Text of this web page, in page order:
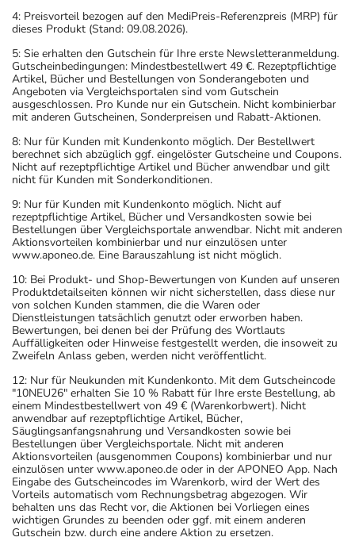
4: Preisvorteil bezogen auf den MediPreis-Referenzpreis (MRP) für
dieses Produkt (Stand: 09.08.2026).
5: Sie erhalten den Gutschein für Ihre erste Newsletteranmeldung.
Gutscheinbedingungen: Mindestbestellwert 49 €. Rezeptpflichtige
Artikel, Bücher und Bestellungen von Sonderangeboten und
Angeboten via Vergleichsportalen sind vom Gutschein
ausgeschlossen. Pro Kunde nur ein Gutschein. Nicht kombinierbar
mit anderen Gutscheinen, Sonderpreisen und Rabatt-Aktionen.
8: Nur für Kunden mit Kundenkonto möglich. Der Bestellwert
berechnet sich abzüglich ggf. eingelöster Gutscheine und Coupons.
Nicht auf rezeptpflichtige Artikel und Bücher anwendbar und gilt
nicht für Kunden mit Sonderkonditionen.
9: Nur für Kunden mit Kundenkonto möglich. Nicht auf
rezeptpflichtige Artikel, Bücher und Versandkosten sowie bei
Bestellungen über Vergleichsportale anwendbar. Nicht mit anderen
Aktionsvorteilen kombinierbar und nur einzulösen unter
www.aponeo.de. Eine Barauszahlung ist nicht möglich.
10: Bei Produkt- und Shop-Bewertungen von Kunden auf unseren
Produktdetailseiten können wir nicht sicherstellen, dass diese nur
von solchen Kunden stammen, die die Waren oder
Dienstleistungen tatsächlich genutzt oder erworben haben.
Bewertungen, bei denen bei der Prüfung des Wortlauts
Auffälligkeiten oder Hinweise festgestellt werden, die insoweit zu
Zweifeln Anlass geben, werden nicht veröffentlicht.
12: Nur für Neukunden mit Kundenkonto. Mit dem Gutscheincode
"10NEU26" erhalten Sie 10 % Rabatt für Ihre erste Bestellung, ab
einem Mindestbestellwert von 49 € (Warenkorbwert). Nicht
anwendbar auf rezeptpflichtige Artikel, Bücher,
Säuglingsanfangsnahrung und Versandkosten sowie bei
Bestellungen über Vergleichsportale. Nicht mit anderen
Aktionsvorteilen (ausgenommen Coupons) kombinierbar und nur
einzulösen unter www.aponeo.de oder in der APONEO App. Nach
Eingabe des Gutscheincodes im Warenkorb, wird der Wert des
Vorteils automatisch vom Rechnungsbetrag abgezogen. Wir
behalten uns das Recht vor, die Aktionen bei Vorliegen eines
wichtigen Grundes zu beenden oder ggf. mit einem anderen
Gutschein bzw. durch eine andere Aktion zu ersetzen.